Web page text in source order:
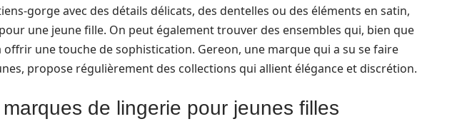
gorge avec des détails délicats, des dentelles ou des éléments en satin,
une jeune fille. On peut également trouver des ensembles qui, bien que
offrir une touche de sophistication. Gereon, une marque qui a su se faire
propose régulièrement des collections qui allient élégance et discrétion.
de lingerie pour jeunes filles